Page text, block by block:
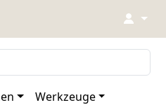
↓
Werkzeuge